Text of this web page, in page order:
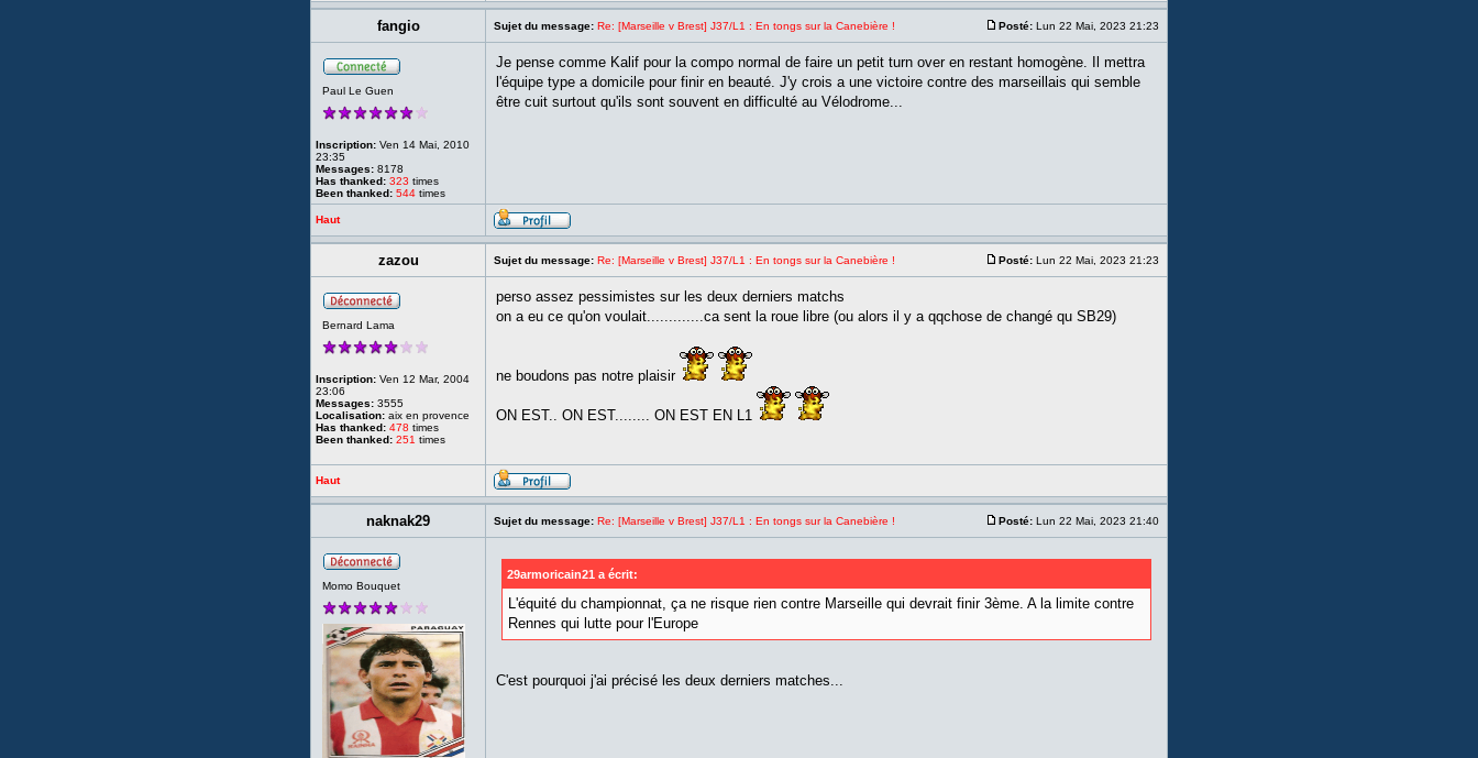
fangio Sujet du message: Re: [Marseille v Brest] J37/L1 : En tongs sur la Canebière ! Posté: Lun 22 Mai, 2023 21:23
Paul Le Guen
Inscription: Ven 14 Mai, 2010
23:35
Messages: 8178
Has thanked: 323 times
Been thanked: 544 times
Je pense comme Kalif pour la compo normal de faire un petit turn over en restant homogène. Il mettra
l'équipe type a domicile pour finir en beauté. J'y crois a une victoire contre des marseillais qui semble
être cuit surtout qu'ils sont souvent en difficulté au Vélodrome...
Haut
zazou Sujet du message: Re: [Marseille v Brest] J37/L1 : En tongs sur la Canebière ! Posté: Lun 22 Mai, 2023 21:23
Bernard Lama
Inscription: Ven 12 Mar, 2004
23:06
Messages: 3555
Localisation: aix en provence
Has thanked: 478 times
Been thanked: 251 times
perso assez pessimistes sur les deux derniers matchs
on a eu ce qu'on voulait.............ca sent la roue libre (ou alors il y a qqchose de changé qu SB29)
ne boudons pas notre plaisir
ON EST.. ON EST........ ON EST EN L1
Haut
naknak29 Sujet du message: Re: [Marseille v Brest] J37/L1 : En tongs sur la Canebière ! Posté: Lun 22 Mai, 2023 21:40
Momo Bouquet
29armoricain21 a écrit:
L'équité du championnat, ça ne risque rien contre Marseille qui devrait finir 3ème. A la limite contre
Rennes qui lutte pour l'Europe
C'est pourquoi j'ai précisé les deux derniers matches...